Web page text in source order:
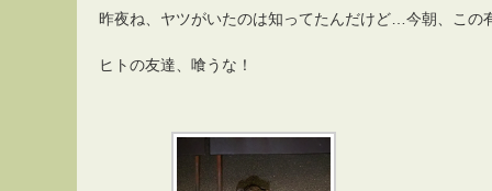
昨夜ね、ヤツがいたのは知ってたんだけど…今朝、この
ヒトの友達、喰うな！